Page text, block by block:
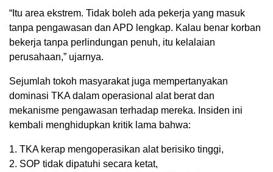
“Itu area ekstrem. Tidak boleh ada pekerja yang masuk
tanpa pengawasan dan APD lengkap. Kalau benar korban
bekerja tanpa perlindungan penuh, itu kelalaian
perusahaan,” ujarnya.
Sejumlah tokoh masyarakat juga mempertanyakan
dominasi TKA dalam operasional alat berat dan
mekanisme pengawasan terhadap mereka. Insiden ini
kembali menghidupkan kritik lama bahwa:
1. TKA kerap mengoperasikan alat berisiko tinggi,
2. SOP tidak dipatuhi secara ketat,